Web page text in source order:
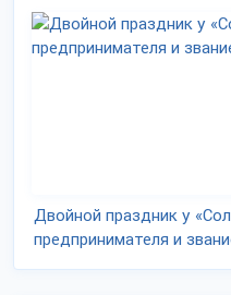
Двойной праздник у
предпринимателя и